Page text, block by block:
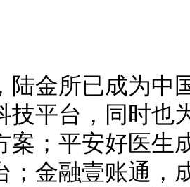
陆金所已成为中
技平台，同时也
案； 平安好医生
金融壹账通，